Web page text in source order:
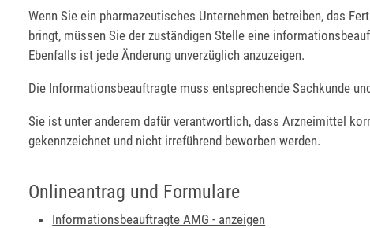
Wenn Sie ein pharmazeutisches Unternehmen betreiben, das
bringt, müssen Sie der zuständigen Stelle eine
Ebenfalls ist jede Änderung unverzüglich anzuzeigen.
Die Informationsbeauftragte muss entsprechende Sachkunde
Sie ist unter anderem dafür verantwortlich, dass Arzneimittel
gekennzeichnet und nicht irreführend beworben werden.
Onlineantrag und Formulare
Informationsbeauftragte AMG - anzeigen